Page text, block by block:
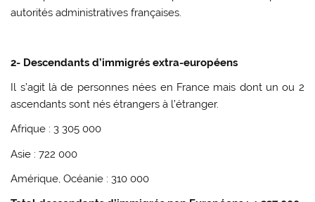
autorités administratives françaises.
2- Descendants d’immigrés extra-européens
Il s’agit là de personnes nées en France mais dont un ou 2
ascendants sont nés étrangers à l’étranger.
Afrique : 3 305 000
Asie : 722 000
Amérique, Océanie : 310 000